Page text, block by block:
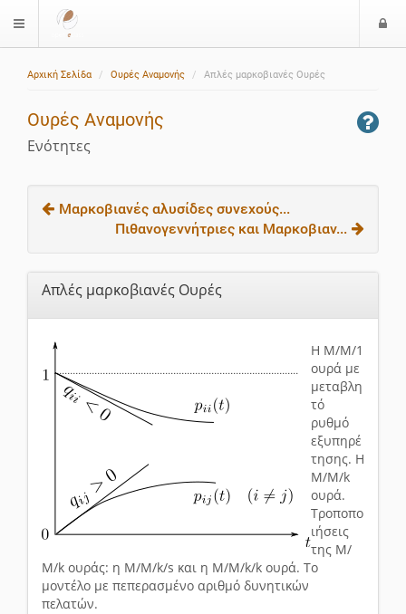
$langMenu
Αρχική Σελίδα Ουρές Αναμονής Απλές μαρκοβιανές Ουρές
Ουρές Αναμονής
Ενότητες
Μαρκοβιανές αλυσίδες συνεχούς...
Πιθανογεννήτριες και Μαρκοβιαν...
Απλές μαρκοβιανές Ουρές
H Μ/Μ/1
ουρά με
μεταβλη
τό
ρυθμό
εξυπηρέ
τησης. Η
Μ/Μ/k
ουρά.
Τροποπο
ιήσεις
της Μ/
Μ/k ουράς: η M/M/k/s και η M/M/k/k ουρά. Το
μοντέλο με πεπερασμένο αριθμό δυνητικών
πελατών.